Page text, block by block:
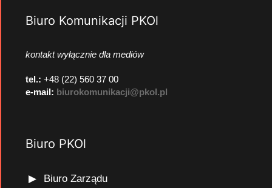
Biuro Komunikacji PKOl
kontakt wyłącznie dla mediów
tel.: +48 (22) 560 37 00
e-mail: biurokomunikacji@pkol.pl
Biuro PKOl
Biuro Zarządu